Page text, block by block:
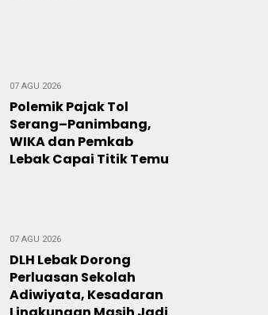
07 AGU 2026
Polemik Pajak Tol
Serang–Panimbang,
WIKA dan Pemkab
Lebak Capai Titik Temu
07 AGU 2026
DLH Lebak Dorong
Perluasan Sekolah
Adiwiyata, Kesadaran